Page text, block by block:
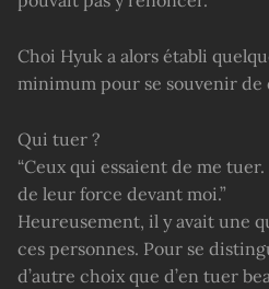
Choi Hyuk a alors établi
minimum pour se souvenir de
Qui tuer ?
“Ceux qui essaient de me
de leur force devant moi.”
Heureusement, il y avait une
ces personnes. Pour se
d’autre choix que d’en tuer